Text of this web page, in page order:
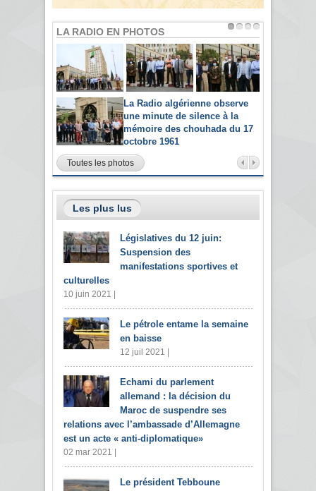
LA RADIO EN PHOTOS
La Radio algérienne observe
une minute de silence à la
mémoire des chouhada du 17
octobre 1961
Toutes les photos
Les plus lus
Législatives du 12 juin:
Suspension des
manifestations sportives et
culturelles
10 juin 2021 |
Le pétrole entame la semaine
en baisse
12 juil 2021 |
Echami du parlement
allemand : la décision du
Maroc de suspendre ses
relations avec l’ambassade d’Allemagne
est un acte « anti-diplomatique»
02 mar 2021 |
Le président Tebboune